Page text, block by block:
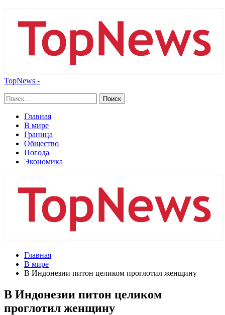
TopNews -
Главная
В мире
Граница
Общество
Погода
Экономика
Главная
В мире
В Индонезии питон целиком проглотил женщину
В Индонезии питон целиком
проглотил женщину